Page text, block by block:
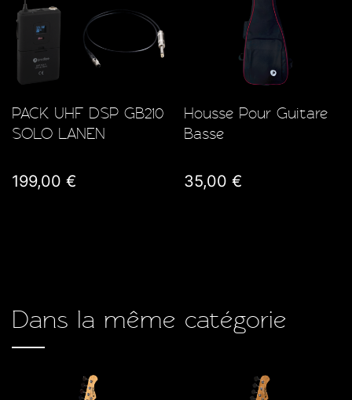
PACK UHF DSP GB210
SOLO LANEN
199,00 €
Housse Pour Guitare
Basse
35,00 €
Dans la même catégorie